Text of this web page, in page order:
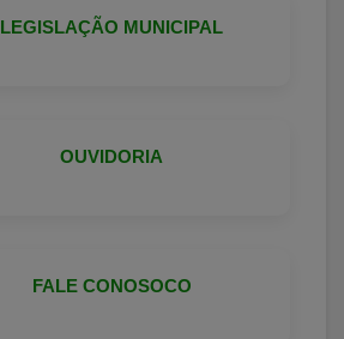
LEGISLAÇÃO MUNICIPAL
OUVIDORIA
FALE CONOSOCO